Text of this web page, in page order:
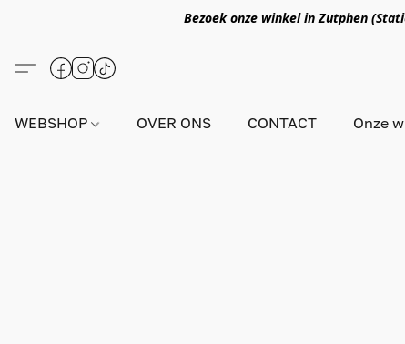
Bezoek onze winkel in Zutphen
WEBSHOP OVER ONS CONTACT Onze